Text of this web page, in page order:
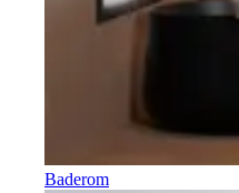
Baderom